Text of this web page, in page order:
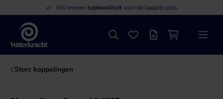
Wij leveren topkwaliteitvoor de laagste prijs
Waterkracht
ZoekenFavorieten
OffertelijstWinkelwagen
Menu
Storz koppelingen